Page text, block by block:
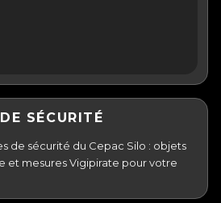
SÉCURITÉ
de sécurité du Cepac Silo : objets
et mesures Vigipirate pour votre